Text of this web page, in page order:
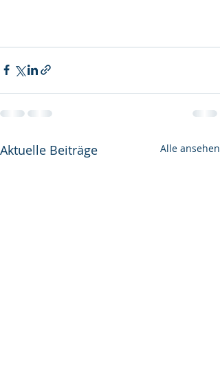
Aktuelle Beiträge Alle ansehen